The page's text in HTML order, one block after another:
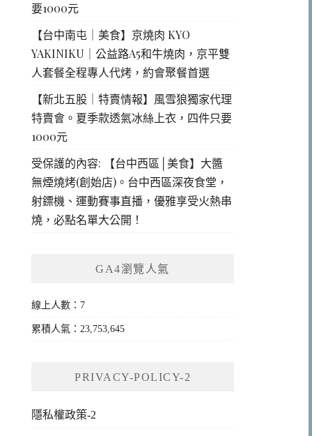
要1000元
【台中南屯｜美食】京燒肉 KYO
YAKINIKU｜公益路A5和牛燒肉，京平雙
人套餐全程專人代烤，約會聚餐首選
【新北五股｜特賣情報】風雪狼獨家代理
特賣會。夏季款透氣冰絲上衣，四件只要
1000元
受保護的內容: 【台中西區│美食】大醬
無煙燒烤(創始店)。台中西區深夜食堂，
射鏢機、運動賽事直播，優雅享受火熱串
燒，必點名單大公開！
GA4瀏覽人氣
線上人數：7
累積人氣：23,753,645
PRIVACY-POLICY-2
隱私權政策-2